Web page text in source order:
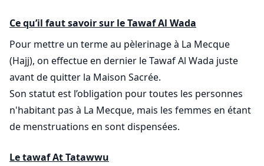
Ce qu’il faut savoir sur le Tawaf Al Wada
Pour mettre un terme au pèlerinage à La Mecque
(Hajj), on effectue en dernier le Tawaf Al Wada juste
avant de quitter la Maison Sacrée.
Son statut est l’obligation pour toutes les personnes
n'habitant pas à La Mecque, mais les femmes en étant
de menstruations en sont dispensées.
Le tawaf At Tatawwu